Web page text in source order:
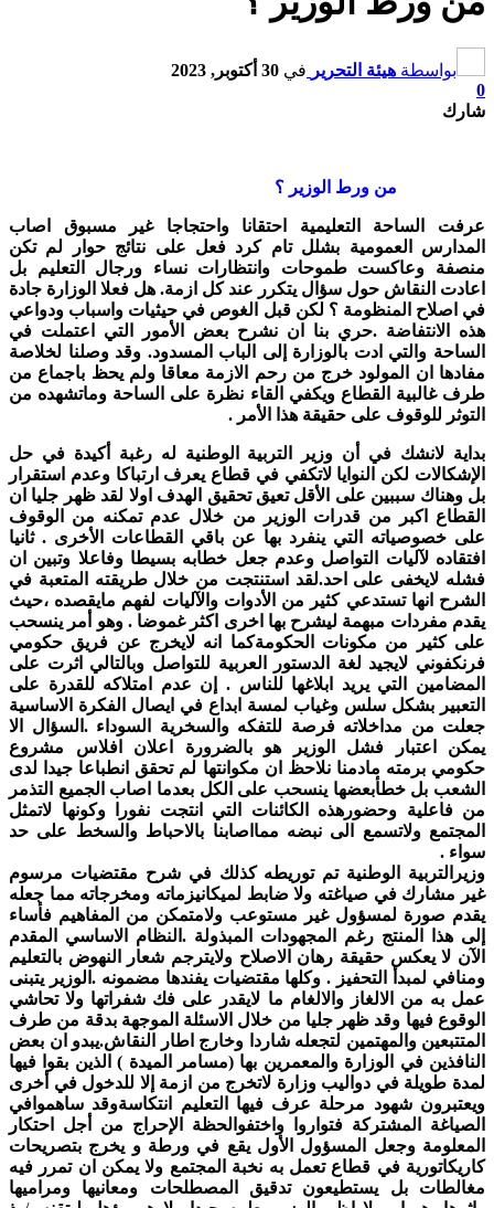
بواسطة هيئة التحرير في 30 أكتوبر, 2023
0
شارك
من ورط الوزير ؟
عرفت الساحة التعليمية احتقانا واحتجاجا غير مسبوق اصاب
المدارس العمومية بشلل تام كرد فعل على نتائج حوار لم تكن
منصفة وعاكست طموحات وانتظارات نساء ورجال التعليم بل
اعادت النقاش حول سؤال يتكرر عند كل ازمة. هل فعلا الوزارة جادة
في اصلاح المنظومة ؟ لكن قبل الغوص في حيثيات واسباب ودواعي
هذه الانتفاضة .حري بنا ان نشرح بعض الأمور التي اعتملت في
الساحة والتي ادت بالوزارة إلى الباب المسدود. وقد وصلنا لخلاصة
مفادها ان المولود خرج من رحم الازمة معاقا ولم يحظ باجماع من
طرف غالبية القطاع ويكفي القاء نظرة على الساحة وماتشهده من
التوثر للوقوف على حقيقة هذا الأمر .
بداية لانشك في أن وزير التربية الوطنية له رغبة أكيدة في حل
الإشكالات لكن النوايا لاتكفي في قطاع يعرف ارتباكا وعدم استقرار
بل وهناك سببين على الأقل تعيق تحقيق الهدف اولا لقد ظهر جليا ان
القطاع اكبر من قدرات الوزير من خلال عدم تمكنه من الوقوف
على خصوصياته التي ينفرد بها عن باقي القطاعات الأخرى . ثانيا
افتقاده لآليات التواصل وعدم جعل خطابه بسيطا وفاعلا وتبين ان
فشله لايخفى على احد.لقد استنتجت من خلال طريقته المتعبة في
الشرح انها تستدعي كثير من الأدوات والآليات لفهم مايقصده ،حيث
يقدم مفردات مبهمة ليشرح بها اخرى اكثر غموضا . وهو أمر ينسحب
على كثير من مكونات الحكومةكما انه لايخرج عن فريق حكومي
فرنكفوني لايجيد لغة الدستور العربية للتواصل وبالتالي اثرت على
المضامين التي يريد ابلاغها للناس . إن عدم امتلاكه للقدرة على
التعبير بشكل سلس وغياب لمسة ابداع في ايصال الفكرة الاساسية
جعلت من مداخلاته فرصة للتفكه والسخرية السوداء .السؤال الا
يمكن اعتبار فشل الوزير هو بالضرورة اعلان افلاس مشروع
حكومي برمته مادمنا نلاحظ ان مكوانتها لم تحقق انطباعا جيدا لدى
الشعب بل خطأبعضها ينسحب على الكل بعدما اصاب الجميع التذمر
من فاعلية وحضورهذه الكائنات التي انتجت نفورا وكونها لاتمثل
المجتمع ولاتسمع الى نبضه ممااصابنا بالاحباط والسخط على حد
سواء .
وزيرالتربية الوطنية تم توريطه كذلك في شرح مقتضيات مرسوم
غير مشارك في صياغته ولا ضابط لميكانيزماته ومخرجاته مما جعله
يقدم صورة لمسؤول غير مستوعب ولامتمكن من المفاهيم فأساء
إلى هذا المنتج رغم المجهودات المبذولة .النظام الاساسي المقدم
الآن لا يعكس حقيقة رهان الاصلاح ولايترجم شعار النهوض بالتعليم
ومنافي لمبدأ التحفيز . وكلها مقتضيات يفندها مضمونه .الوزير يتبنى
عمل به من الالغاز والالغام ما لايقدر على فك شفراتها ولا تحاشي
الوقوع فيها وقد ظهر جليا من خلال الاسئلة الموجهة بدقة من طرف
المتتبعين والمهتمين لتجعله شاردا وخارج اطار النقاش.يبدو ان بعض
النافذين في الوزارة والمعمرين بها (مسامر الميدة ) الذين بقوا فيها
لمدة طويلة في دواليب وزارة لاتخرج من ازمة إلا للدخول في أخرى
ويعتبرون شهود مرحلة عرف فيها التعليم انتكاسةوقد ساهموافي
الصياغة المشتركة فتواروا واختفوالحظة الإحراج من أجل احتكار
المعلومة وجعل المسؤول الأول يقع في ورطة و يخرج بتصريحات
كاريكاتورية في قطاع تعمل به نخبة المجتمع ولا يمكن ان تمرر فيه
مغالطات بل يستطيعون تدقيق المصطلحات ومعانيها ومراميها